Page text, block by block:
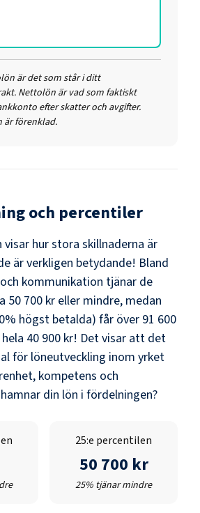
är det som står i ditt
Nettolön är vad som faktiskt
efter skatter och avgifter.
är förenklad.
och percentiler
hur stora skillnaderna är
är verkligen betydande! Bland
kommunikation tjänar de
50 700 kr eller mindre, medan
högst betalda) får över 91 600
40 900 kr! Det visar att det
för löneutveckling inom yrket
kompetens och
din lön i fördelningen?
25:e percentilen
50 700 kr
25% tjänar mindre